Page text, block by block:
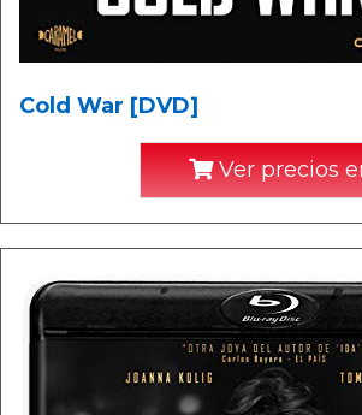
Cold War [DVD]
Ver precios